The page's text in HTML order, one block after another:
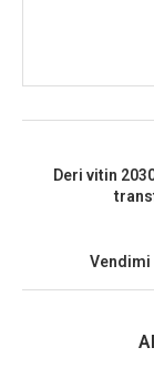
Deri vitin
Vendimi